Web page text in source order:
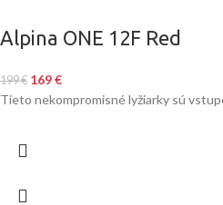
Alpina ONE 12F Red
199€ 169€
Tieto nekompromisné lyžiarky sú